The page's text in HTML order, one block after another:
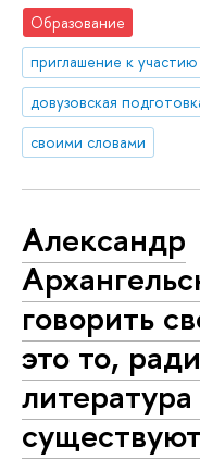
Образование
приглашение к участию
довузовская
своими словами
Александр
говорить
это то,